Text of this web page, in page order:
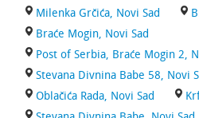
Milenka Grčića, Novi Sad
Braće Mogin, Novi Sad
Post of Serbia, Braće Mogin 2,
Stevana Divnina Babe 58, Novi
Oblačića Rada, Novi Sad